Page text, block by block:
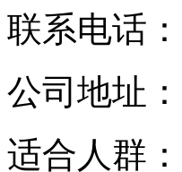
联系电话：
公司地址：
适合人群：